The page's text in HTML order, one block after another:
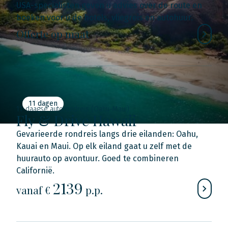
USA-specialisten geven u advies over de route en
boeken voor u de hotels, vliegreis en autohuur.
Offerte op maat
11 dagen
11-daagse autorondreis (Oahu-Maui)
Fly & Drive Hawaii
Gevarieerde rondreis langs drie eilanden: Oahu,
Kauai en Maui. Op elk eiland gaat u zelf met de
huurauto op avontuur. Goed te combineren
Californië.
vanaf € 2139 p.p.